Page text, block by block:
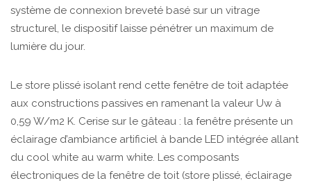
système de connexion breveté basé sur un vitrage
structurel, le dispositif laisse pénétrer un maximum de
lumière du jour.
Le store plissé isolant rend cette fenêtre de toit adaptée
aux constructions passives en ramenant la valeur Uw à
0,59 W/m2 K. Cerise sur le gâteau : la fenêtre présente un
éclairage d’ambiance artificiel à bande LED intégrée allant
du cool white au warm white. Les composants
électroniques de la fenêtre de toit (store plissé, éclairage